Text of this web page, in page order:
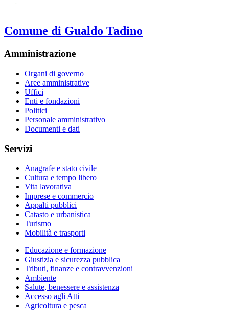
Comune di Gualdo Tadino
Amministrazione
Organi di governo
Aree amministrative
Uffici
Enti e fondazioni
Politici
Personale amministrativo
Documenti e dati
Servizi
Anagrafe e stato civile
Cultura e tempo libero
Vita lavorativa
Imprese e commercio
Appalti pubblici
Catasto e urbanistica
Turismo
Mobilità e trasporti
Educazione e formazione
Giustizia e sicurezza pubblica
Tributi, finanze e contravvenzioni
Ambiente
Salute, benessere e assistenza
Accesso agli Atti
Agricoltura e pesca